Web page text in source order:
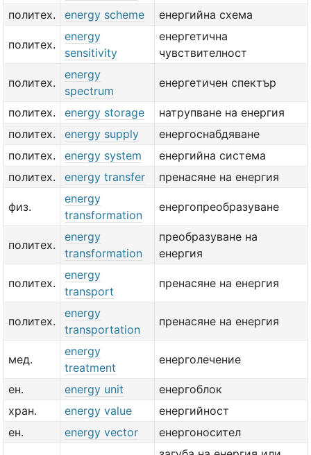
политех.
energy scheme енергийна схема
политех.
energy
sensitivity
енергетична
чувствителност
политех.
energy
spectrum
енергетичен спектър
политех. energy storage
натрупване на енергия
политех.
energy supply
енергоснабдяване
политех.
energy system
енергийна система
политех.
energy transfer пренасяне на енергия
физ.
energy
transformation
енергопреобразуване
политех.
energy
transformation
преобразуване на
енергия
политех.
energy
transport
пренасяне на енергия
политех.
energy
transportation
пренасяне на енергия
мед.
energy
treatment
енерголечение
ен. energy unit
енергоблок
хран.
energy value
енергийност
ен.
energy vector
енергоносител